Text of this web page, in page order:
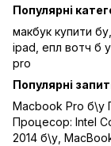
Популярні
макбук купити бу,
ipad, епл вотч б у,
pro
Популярні
Macbook Pro б\у
Процесор: Intel
2014 б\у